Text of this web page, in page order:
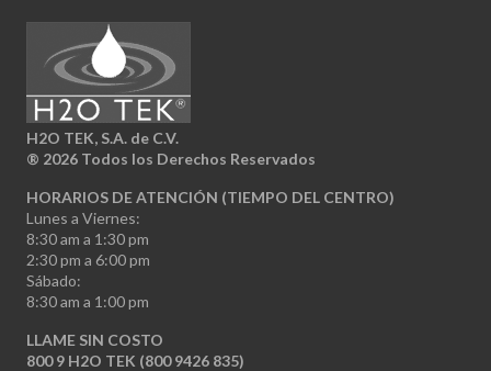
H2O TEK, S.A. de C.V.
® 2026 Todos los Derechos Reservados
HORARIOS DE ATENCIÓN (TIEMPO DEL CENTRO)
Lunes a Viernes:
8:30 am a 1:30 pm
2:30 pm a 6:00 pm
Sábado:
8:30 am a 1:00 pm
LLAME SIN COSTO
800 9 H2O TEK (800 9426 835)